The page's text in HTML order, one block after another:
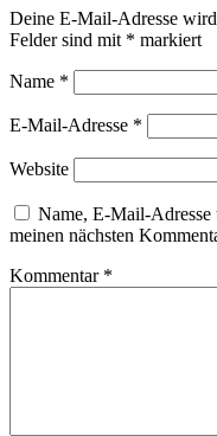
Deine E-Mail-Adresse
Felder sind mit * markiert
Name *
E-Mail-Adresse *
Website
Name, E-Mail-Adresse
meinen nächsten
Kommentar *